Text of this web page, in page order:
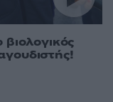
βιολογικός